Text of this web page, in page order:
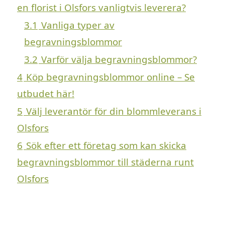
en florist i Olsfors vanligtvis leverera?
3.1 Vanliga typer av
begravningsblommor
3.2 Varför välja begravningsblommor?
4 Köp begravningsblommor online – Se
utbudet här!
5 Välj leverantör för din blommleverans i
Olsfors
6 Sök efter ett företag som kan skicka
begravningsblommor till städerna runt
Olsfors